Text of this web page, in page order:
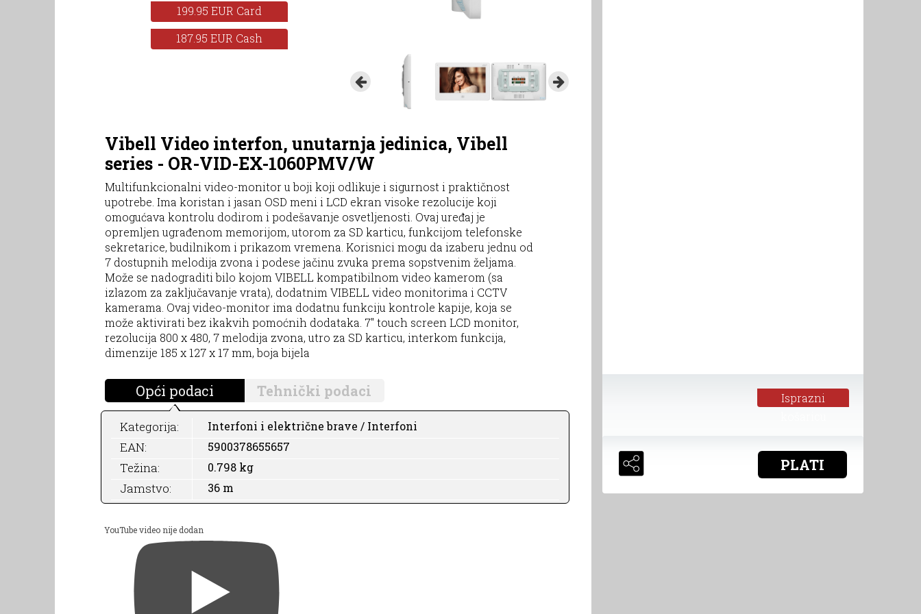
199.95 EUR Card
187.95 EUR Cash
Vibell Video interfon, unutarnja jedinica, Vibell
series - OR-VID-EX-1060PMV/W
Multifunkcionalni video-monitor u boji koji odlikuje i sigurnost i praktičnost
upotrebe. Ima koristan i jasan OSD meni i LCD ekran visoke rezolucije koji
omogućava kontrolu dodirom i podešavanje osvetljenosti. Ovaj uređaj je
opremljen ugrađenom memorijom, utorom za SD karticu, funkcijom telefonske
sekretarice, budilnikom i prikazom vremena. Korisnici mogu da izaberu jednu od
7 dostupnih melodija zvona i podese jačinu zvuka prema sopstvenim željama.
Može se nadograditi bilo kojom VIBELL kompatibilnom video kamerom (sa
izlazom za zaključavanje vrata), dodatnim VIBELL video monitorima i CCTV
kamerama. Ovaj video-monitor ima dodatnu funkciju kontrole kapije, koja se
može aktivirati bez ikakvih pomoćnih dodataka. 7" touch screen LCD monitor,
rezolucija 800 x 480, 7 melodija zvona, utro za SD karticu, interkom funkcija,
dimenzije 185 x 127 x 17 mm, boja bijela
Opći podaci Tehnički podaci
Kategorija: Interfoni i električne brave / Interfoni
EAN: 5900378655657
Težina: 0.798 kg
Jamstvo: 36 m
YouTube video nije dodan
Isprazni
PLATI